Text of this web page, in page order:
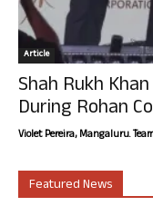
Article
Shah Rukh
During Rohan
Violet Pereira, Mangaluru.
Featured News